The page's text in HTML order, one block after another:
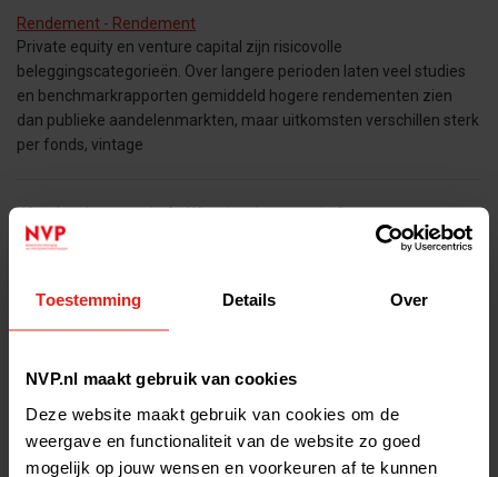
Toestemming Details Over
NVP.nl maakt gebruik van cookies
Deze website maakt gebruik van cookies om de
weergave en functionaliteit van de website zo goed
mogelijk op jouw wensen en voorkeuren af te kunnen
Rendement - Rendement
Private equity en venture capital zijn risicovolle
beleggingscategorieën. Over langere perioden laten veel studies
en benchmarkrapporten gemiddeld hogere rendementen zien
dan publieke aandelenmarkten, maar uitkomsten verschillen sterk
per fonds, vintage
What is private equity? - What is private equity?
Thuisbezorgd.nl, Marlies Dekkers, Lucas Bols, Johma, Action: you'll
with
Capital Markets Union - Capital Markets Union
of the EU Capital Markets Union (CMU). This ambitious project of
the European Union aims to integrate